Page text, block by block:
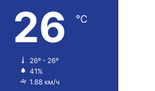
26 ℃
26º - 26º
41%
1.88 км/ч